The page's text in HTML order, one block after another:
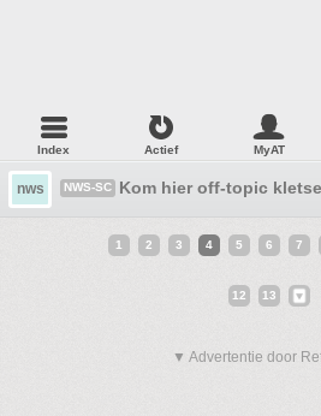
Index Actief MyAT
nws NWS-SC Kom hier off-topic
1 2 3 4 5 6 7
12 13
▼ Advertentie door